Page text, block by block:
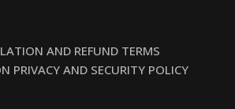
AND REFUND TERMS
PRIVACY AND SECURITY POLICY